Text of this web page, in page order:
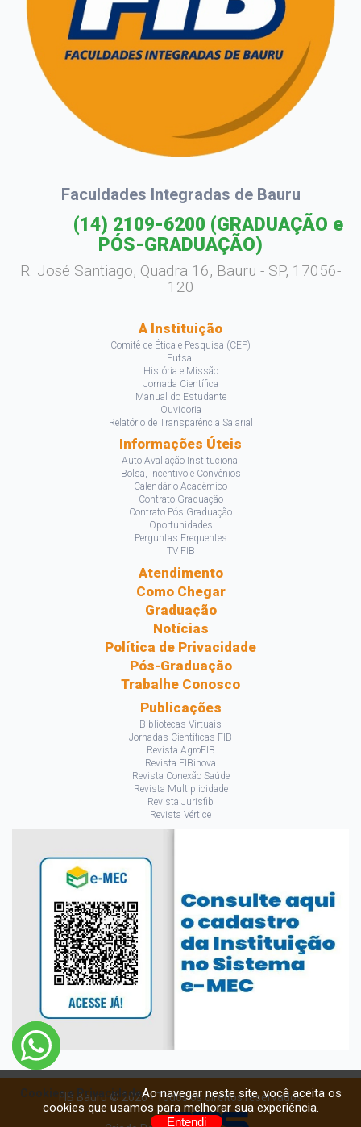
Faculdades Integradas de Bauru
(14) 2109-6200 (GRADUAÇÃO e
PÓS-GRADUAÇÃO)
R. José Santiago, Quadra 16, Bauru - SP, 17056-
120
A Instituição
Comitê de Ética e Pesquisa (CEP)
Futsal
História e Missão
Jornada Científica
Manual do Estudante
Ouvidoria
Relatório de Transparência Salarial
Informações Úteis
Auto Avaliação Institucional
Bolsa, Incentivo e Convênios
Calendário Acadêmico
Contrato Graduação
Contrato Pós Graduação
Oportunidades
Perguntas Frequentes
TV FIB
Atendimento
Como Chegar
Graduação
Notícias
Política de Privacidade
Pós-Graduação
Trabalhe Conosco
Publicações
Bibliotecas Virtuais
Jornadas Científicas FIB
Revista AgroFIB
Revista FIBinova
Revista Conexão Saúde
Revista Multiplicidade
Revista Jurisfib
Revista Vértice
FIB Bauru © 2026 - Todos os direitos reservados
Cookies e PrivacidadeAo navegar neste site, você aceita os
cookies que usamos para melhorar sua experiência.
Entendi